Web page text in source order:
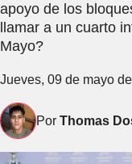
apoyo de los
llamar a un cuarto
Mayo?
Jueves, 09 de mayo
Por Thomas